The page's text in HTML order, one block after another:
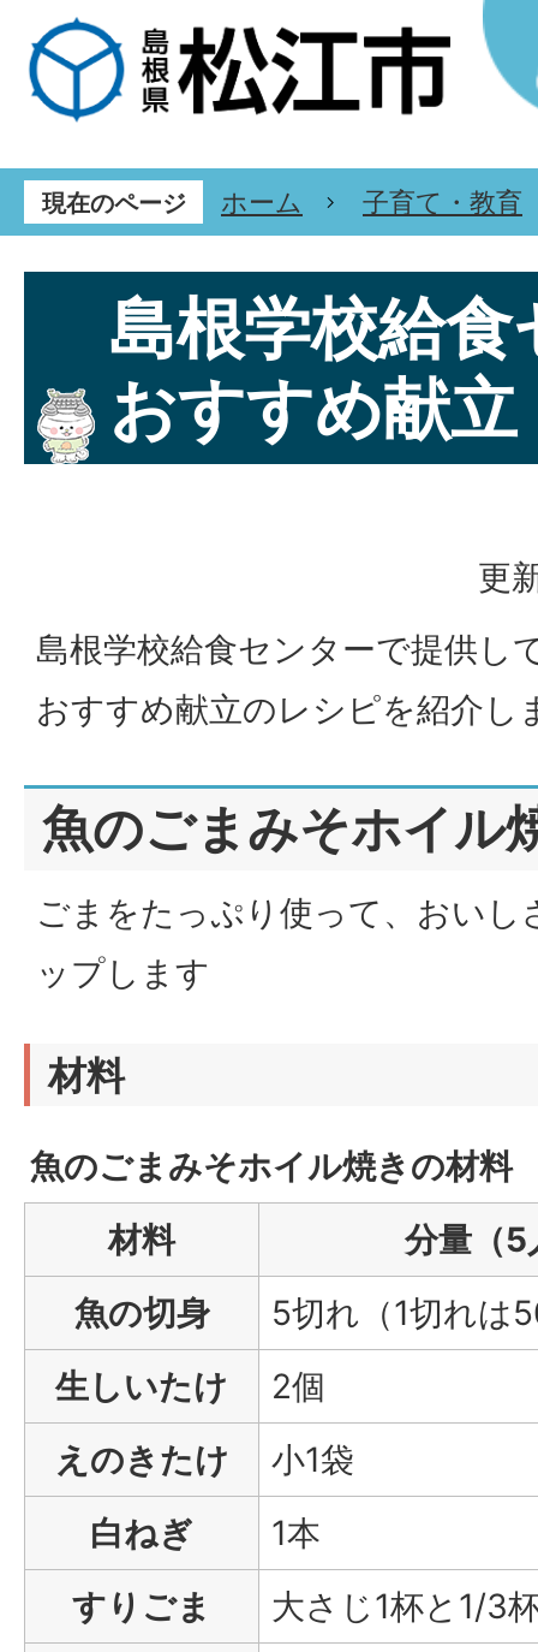
現在のページ ホーム 子育て・教育
島根学校給
おすすめ献立
更
島根学校給食センターで提供し
おすすめ献立のレシピを紹介し
魚のごまみそホイル
ごまをたっぷり使って、おい
ップします
材料
魚のごまみそホイル焼きの材料
材料
分量（5
魚の切身
5切れ（1切れは
生しいたけ
2個
えのきたけ
小1袋
白ねぎ
1本
すりごま
大さじ1杯と1/3